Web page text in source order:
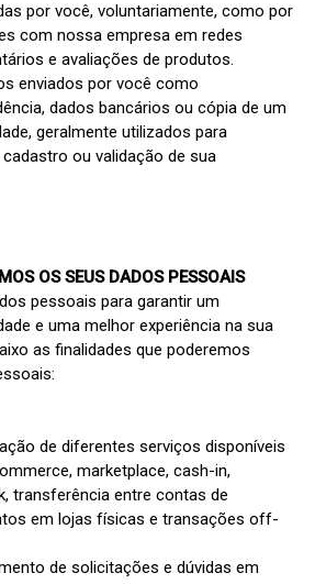
por você, voluntariamente, como por
com nossa empresa em redes
e avaliações de produtos.
enviados por você como
dados bancários ou cópia de um
geralmente utilizados para
ou validação de sua
OS SEUS DADOS PESSOAIS
pessoais para garantir um
e uma melhor experiência na sua
as finalidades que poderemos
de diferentes serviços disponíveis
marketplace, cash-in,
transferência entre contas de
em lojas físicas e transações off-
de solicitações e dúvidas em